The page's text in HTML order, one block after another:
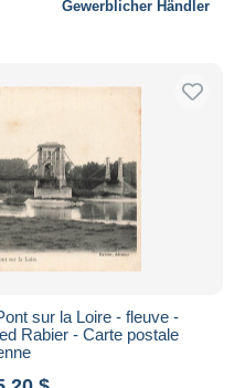
Gewerblicher Händler
sur la Loire - fleuve -
Rabier - Carte postale